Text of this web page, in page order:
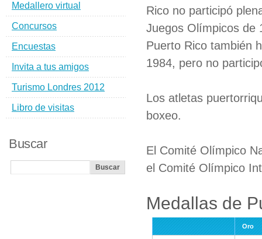
Rico no participó
Juegos Olímpicos de
Puerto Rico también
1984, pero no
Los atletas
boxeo.
El Comité Olímpico
el Comité Olímpico
Medallas de
Oro
Medallero virtual
Concursos
Encuestas
Invita a tus amigos
Turismo Londres 2012
Libro de visitas
Buscar